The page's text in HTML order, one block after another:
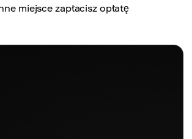
miejsce zapłacisz opłatę